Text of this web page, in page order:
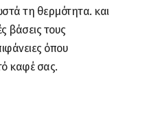
τη θερμότητα. και
βάσεις τους
όπου
καφέ σας.